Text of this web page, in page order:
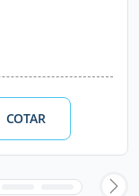
COTAR